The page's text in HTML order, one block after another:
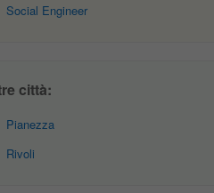
Social Engineer
città:
Pianezza
Rivoli